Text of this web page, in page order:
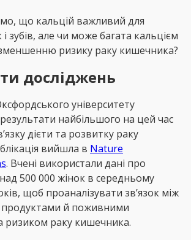
що кальцій важливий для
і зубів, але чи може багата кальцієм
ризику раку кишечника?
досліджень
університету
найбільшого на цей час
дієти та розвитку раку
вийшла в Nature
. Вчені використали дані про
500 000 жінок в середньому
щоб проаналізувати зв’язок між
продуктами й поживними
ризиком раку кишечника.